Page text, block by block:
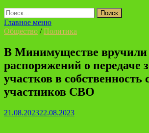
Найти:
Главное меню
Общество /Политика
В Минимуществе вручили
распоряжений о передаче
участков в собственность
участников СВО
21.08.202322.08.2023